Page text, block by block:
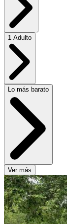
1 Adulto
Lo más barato
Ver más